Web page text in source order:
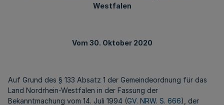
Westfalen
Vom 30. Oktober 2020
Auf Grund des § 133 Absatz 1 der Gemeindeordnung für das
Land Nordrhein-Westfalen in der Fassung der
Bekanntmachung vom 14. Juli 1994 (GV. NRW. S. 666), der